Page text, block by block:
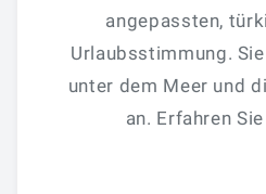
angepassten,
Urlaubsstimmung.
unter dem Meer und
an. Erfahren